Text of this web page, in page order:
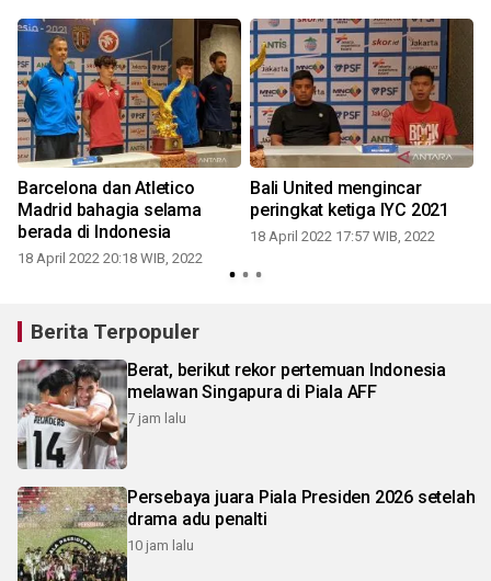
Barcelona dan Atletico
Madrid bahagia selama
berada di Indonesia
18 April 2022 20:18 WIB, 2022
Bali United mengincar
peringkat ketiga IYC 2021
18 April 2022 17:57 WIB, 2022
Berita Terpopuler
Berat, berikut rekor pertemuan Indonesia
melawan Singapura di Piala AFF
7 jam lalu
Persebaya juara Piala Presiden 2026 setelah
drama adu penalti
10 jam lalu